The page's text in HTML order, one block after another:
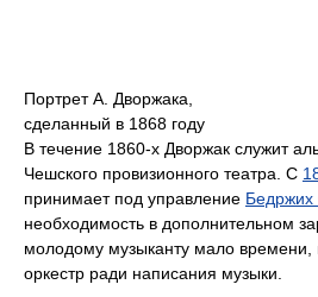
Портрет А. Дворжака,
сделанный в 1868 году
В течение 1860-х Дворжак служит
Чешского провизионного театра. С
принимает под управление
необходимость в дополнительном
молодому музыканту мало времени,
оркестр ради написания музыки.